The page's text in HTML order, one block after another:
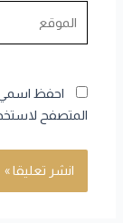
احفظ اسمي،
المتصفح